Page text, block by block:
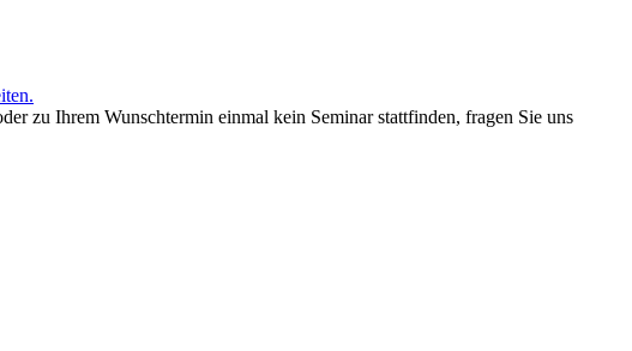
zu Ihrem Wunschtermin einmal kein Seminar stattfinden, fragen Sie uns